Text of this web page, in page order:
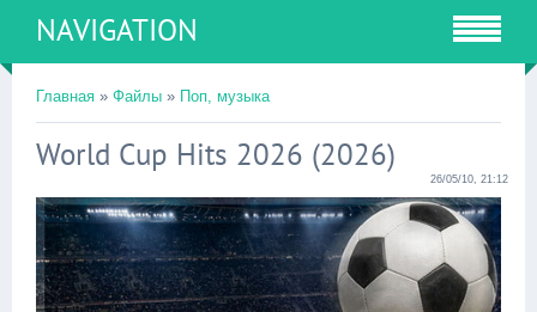
NAVIGATION
Главная » Файлы » Поп, музыка
World Cup Hits 2026 (2026)
26/05/10, 21:12